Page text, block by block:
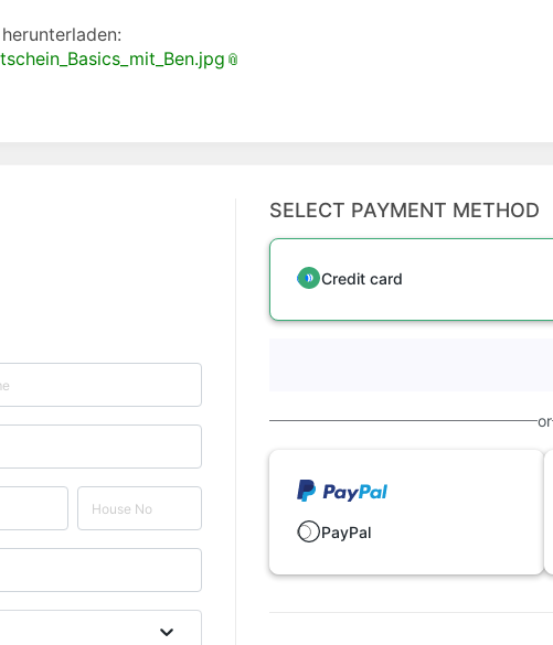
SELECT PAYMENT METHOD
Credit card
or
PayPal